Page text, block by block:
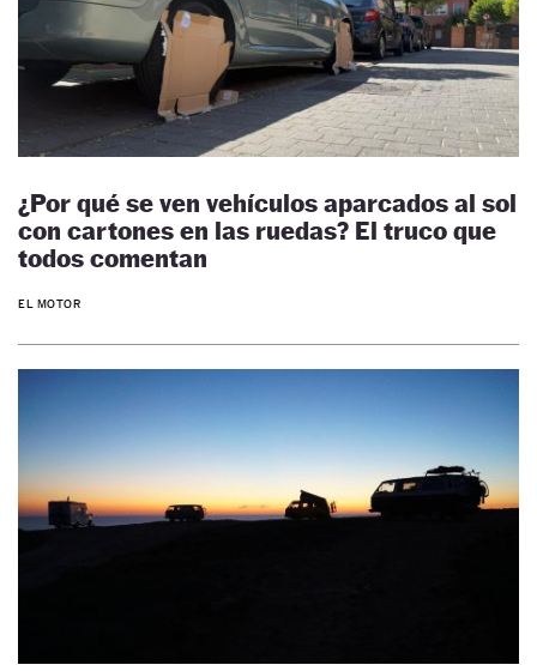
¿Por qué se ven vehículos aparcados al sol
con cartones en las ruedas? El truco que
todos comentan
EL MOTOR